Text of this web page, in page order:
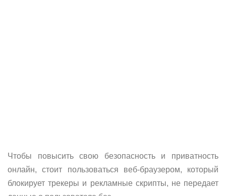
Чтобы повысить свою безопасность и приватность
онлайн, стоит пользоваться веб-браузером, который
блокирует трекеры и рекламные скрипты, не передает